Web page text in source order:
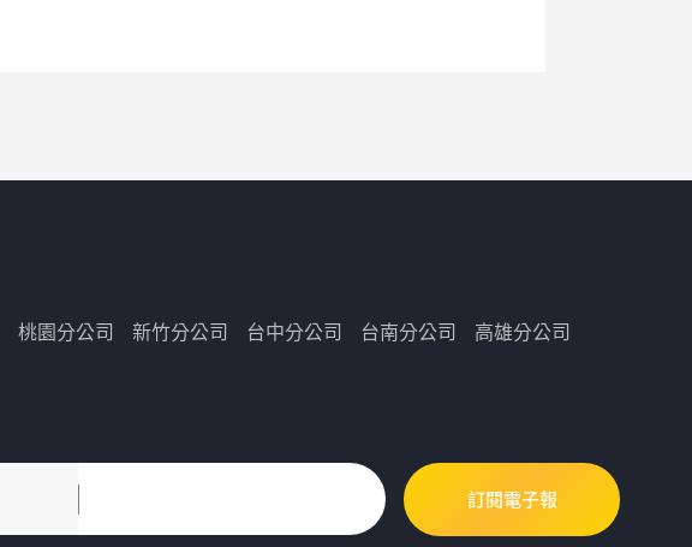
桃園分公司 新竹分公司 台中分公司 台南分公司
高雄分公司